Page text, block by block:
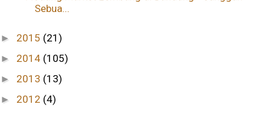
Sebua...
► 2015 (21)
► 2014 (105)
► 2013 (13)
► 2012 (4)